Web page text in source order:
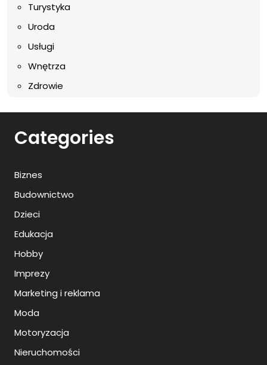
Turystyka
Uroda
Usługi
Wnętrza
Zdrowie
Categories
Biznes
Budownictwo
Dzieci
Edukacja
Hobby
Imprezy
Marketing i reklama
Moda
Motoryzacja
Nieruchomości